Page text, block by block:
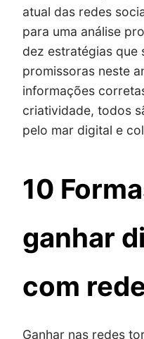
atual das redes
para uma análise
dez estratégias que
promissoras neste
informações
criatividade, todos
pelo mar digital e
10
ganhar
com
Ganhar nas redes